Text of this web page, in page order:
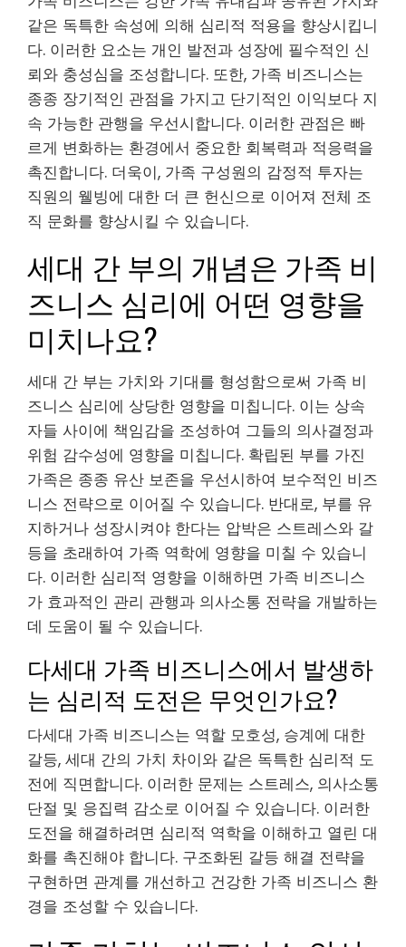
같은 독특한 속성에 의해 심리적 적용을 향상시킵니
다. 이러한 요소는 개인 발전과 성장에 필수적인 신
뢰와 충성심을 조성합니다. 또한, 가족 비즈니스는
종종 장기적인 관점을 가지고 단기적인 이익보다 지
속 가능한 관행을 우선시합니다. 이러한 관점은 빠
르게 변화하는 환경에서 중요한 회복력과 적응력을
촉진합니다. 더욱이, 가족 구성원의 감정적 투자는
직원의 웰빙에 대한 더 큰 헌신으로 이어져 전체 조
직 문화를 향상시킬 수 있습니다.
세대 간 부의 개념은 가족 비
즈니스 심리에 어떤 영향을
미치나요?
세대 간 부는 가치와 기대를 형성함으로써 가족 비
즈니스 심리에 상당한 영향을 미칩니다. 이는 상속
자들 사이에 책임감을 조성하여 그들의 의사결정과
위험 감수성에 영향을 미칩니다. 확립된 부를 가진
가족은 종종 유산 보존을 우선시하여 보수적인 비즈
니스 전략으로 이어질 수 있습니다. 반대로, 부를 유
지하거나 성장시켜야 한다는 압박은 스트레스와 갈
등을 초래하여 가족 역학에 영향을 미칠 수 있습니
다. 이러한 심리적 영향을 이해하면 가족 비즈니스
가 효과적인 관리 관행과 의사소통 전략을 개발하는
데 도움이 될 수 있습니다.
다세대 가족 비즈니스에서 발생하
는 심리적 도전은 무엇인가요?
다세대 가족 비즈니스는 역할 모호성, 승계에 대한
갈등, 세대 간의 가치 차이와 같은 독특한 심리적 도
전에 직면합니다. 이러한 문제는 스트레스, 의사소통
단절 및 응집력 감소로 이어질 수 있습니다. 이러한
도전을 해결하려면 심리적 역학을 이해하고 열린 대
화를 촉진해야 합니다. 구조화된 갈등 해결 전략을
구현하면 관계를 개선하고 건강한 가족 비즈니스 환
경을 조성할 수 있습니다.